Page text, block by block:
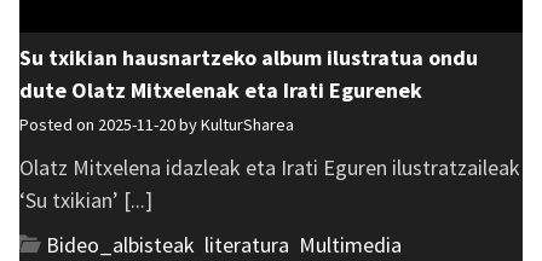
Su txikian hausnartzeko album ilustratua ondu
dute Olatz Mitxelenak eta Irati Egurenek
Posted on 2025-11-20 byKulturSharea
Olatz Mitxelena idazleak eta Irati Eguren ilustratzaileak
‘Su txikian’ [...]
Bideo_albisteak literatura Multimedia